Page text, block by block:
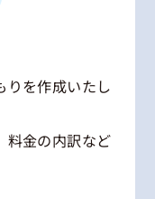
りを作成いたし
料金の内訳など